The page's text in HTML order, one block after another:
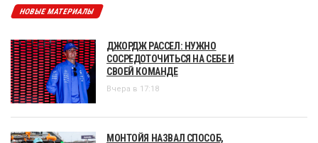
НОВЫЕ МАТЕРИАЛЫ
ДЖОРДЖ РАССЕЛ: НУЖНО
СОСРЕДОТОЧИТЬСЯ НА СЕБЕ И
СВОЕЙ КОМАНДЕ
Вчера в 17:18
МОНТОЙЯ НАЗВАЛ СПОСОБ,